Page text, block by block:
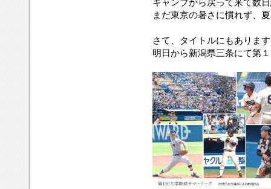
キャンプから戻って来て数
まだ東京の暑さに慣れず、
さて、タイトルにもありま
明日から新潟県三条にて第